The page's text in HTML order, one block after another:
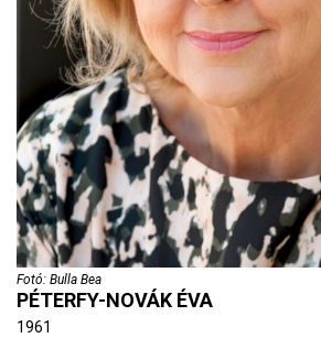
Fotó: Bulla Bea
PÉTERFY-NOVÁK ÉVA
1961